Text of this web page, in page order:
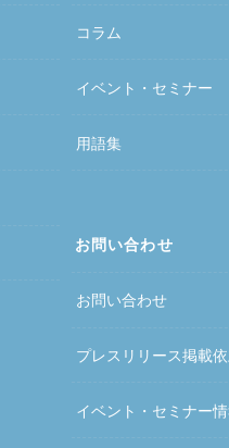
コラム
イベント・セミナー
用語集
お問い合わせ
お問い合わせ
プレスリリース掲載
イベント・セミナー